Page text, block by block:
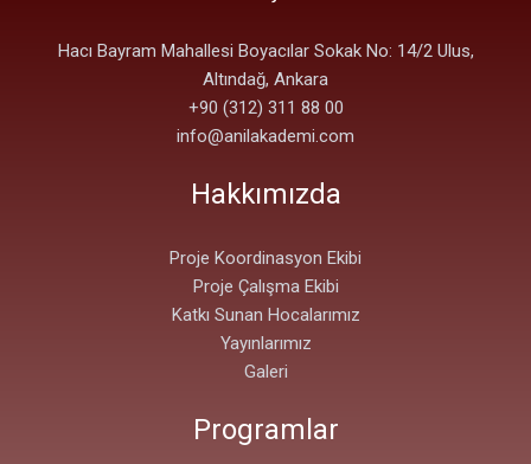
Hacı Bayram Mahallesi Boyacılar Sokak No: 14/2 Ulus,
Altındağ, Ankara
+90 (312) 311 88 00
info@anilakademi.com
Hakkımızda
Proje Koordinasyon Ekibi
Proje Çalışma Ekibi
Katkı Sunan Hocalarımız
Yayınlarımız
Galeri
Programlar